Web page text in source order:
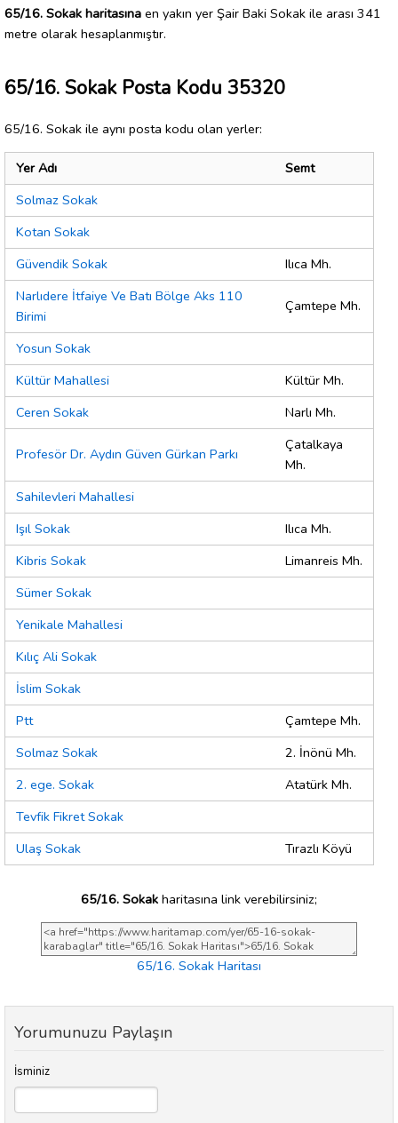
65/16. Sokak haritasına en yakın yer Şair Baki Sokak ile arası 341
metre olarak hesaplanmıştır.
65/16. Sokak Posta Kodu 35320
65/16. Sokak ile aynı posta kodu olan yerler:
Yer Adı
Semt
Solmaz Sokak
Kotan Sokak
Güvendik Sokak
Ilıca Mh.
Narlıdere İtfaiye Ve Batı Bölge Aks 110
Birimi
Çamtepe Mh.
Yosun Sokak
Kültür Mahallesi
Kültür Mh.
Ceren Sokak
Narlı Mh.
Profesör Dr. Aydın Güven Gürkan Parkı
Çatalkaya
Mh.
Sahilevleri Mahallesi
Işıl Sokak
Ilıca Mh.
Kibris Sokak
Limanreis Mh.
Sümer Sokak
Yenikale Mahallesi
Kılıç Ali Sokak
İslim Sokak
Ptt
Çamtepe Mh.
Solmaz Sokak
2. İnönü Mh.
2. ege. Sokak
Atatürk Mh.
Tevfik Fikret Sokak
Ulaş Sokak
Tırazlı Köyü
65/16. Sokak haritasına link verebilirsiniz;
65/16. Sokak Haritası
Yorumunuzu Paylaşın
İsminiz